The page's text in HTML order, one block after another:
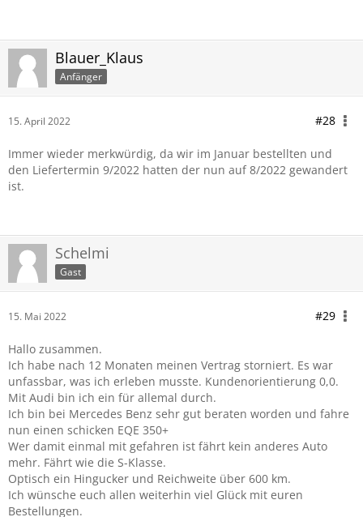
Blauer_Klaus
Anfänger
15. April 2022 #28
Immer wieder merkwürdig, da wir im Januar bestellten und
den Liefertermin 9/2022 hatten der nun auf 8/2022 gewandert
ist.
Schelmi
Gast
15. Mai 2022 #29
Hallo zusammen.
Ich habe nach 12 Monaten meinen Vertrag storniert. Es war
unfassbar, was ich erleben musste. Kundenorientierung 0,0.
Mit Audi bin ich ein für allemal durch.
Ich bin bei Mercedes Benz sehr gut beraten worden und fahre
nun einen schicken EQE 350+
Wer damit einmal mit gefahren ist fährt kein anderes Auto
mehr. Fährt wie die S-Klasse.
Optisch ein Hingucker und Reichweite über 600 km.
Ich wünsche euch allen weiterhin viel Glück mit euren
Bestellungen.